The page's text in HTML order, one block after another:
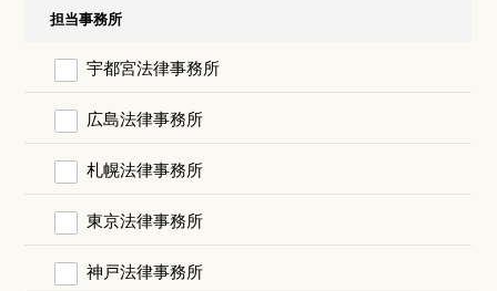
担当事務所
宇都宮法律事務所
広島法律事務所
札幌法律事務所
東京法律事務所
神戸法律事務所